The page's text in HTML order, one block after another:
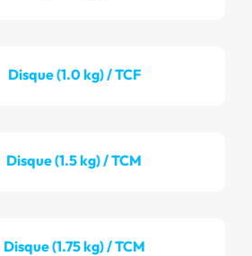
Disque (1.0 kg) / TCF
Disque (1.5 kg) / TCM
Disque (1.75 kg) / TCM